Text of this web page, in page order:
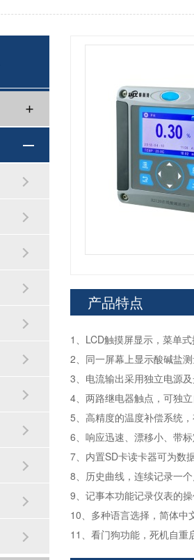
产品特点
1、LCD触摸屏显示，菜单
2、同一屏幕上显示酸碱盐
3、电流输出采用独立电源
4、两路继电器触点，可独
5、高精度的温度补偿系统
6、响应迅速、漂移小、带
7、内置SD卡读卡器可为数
8、历史曲线，连续记录一
9、记事本功能记录仪表的
10、多种语言选择，简体中
11、看门狗功能，死机自重